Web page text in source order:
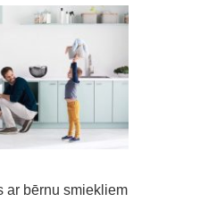
ar bērnu smiekliem